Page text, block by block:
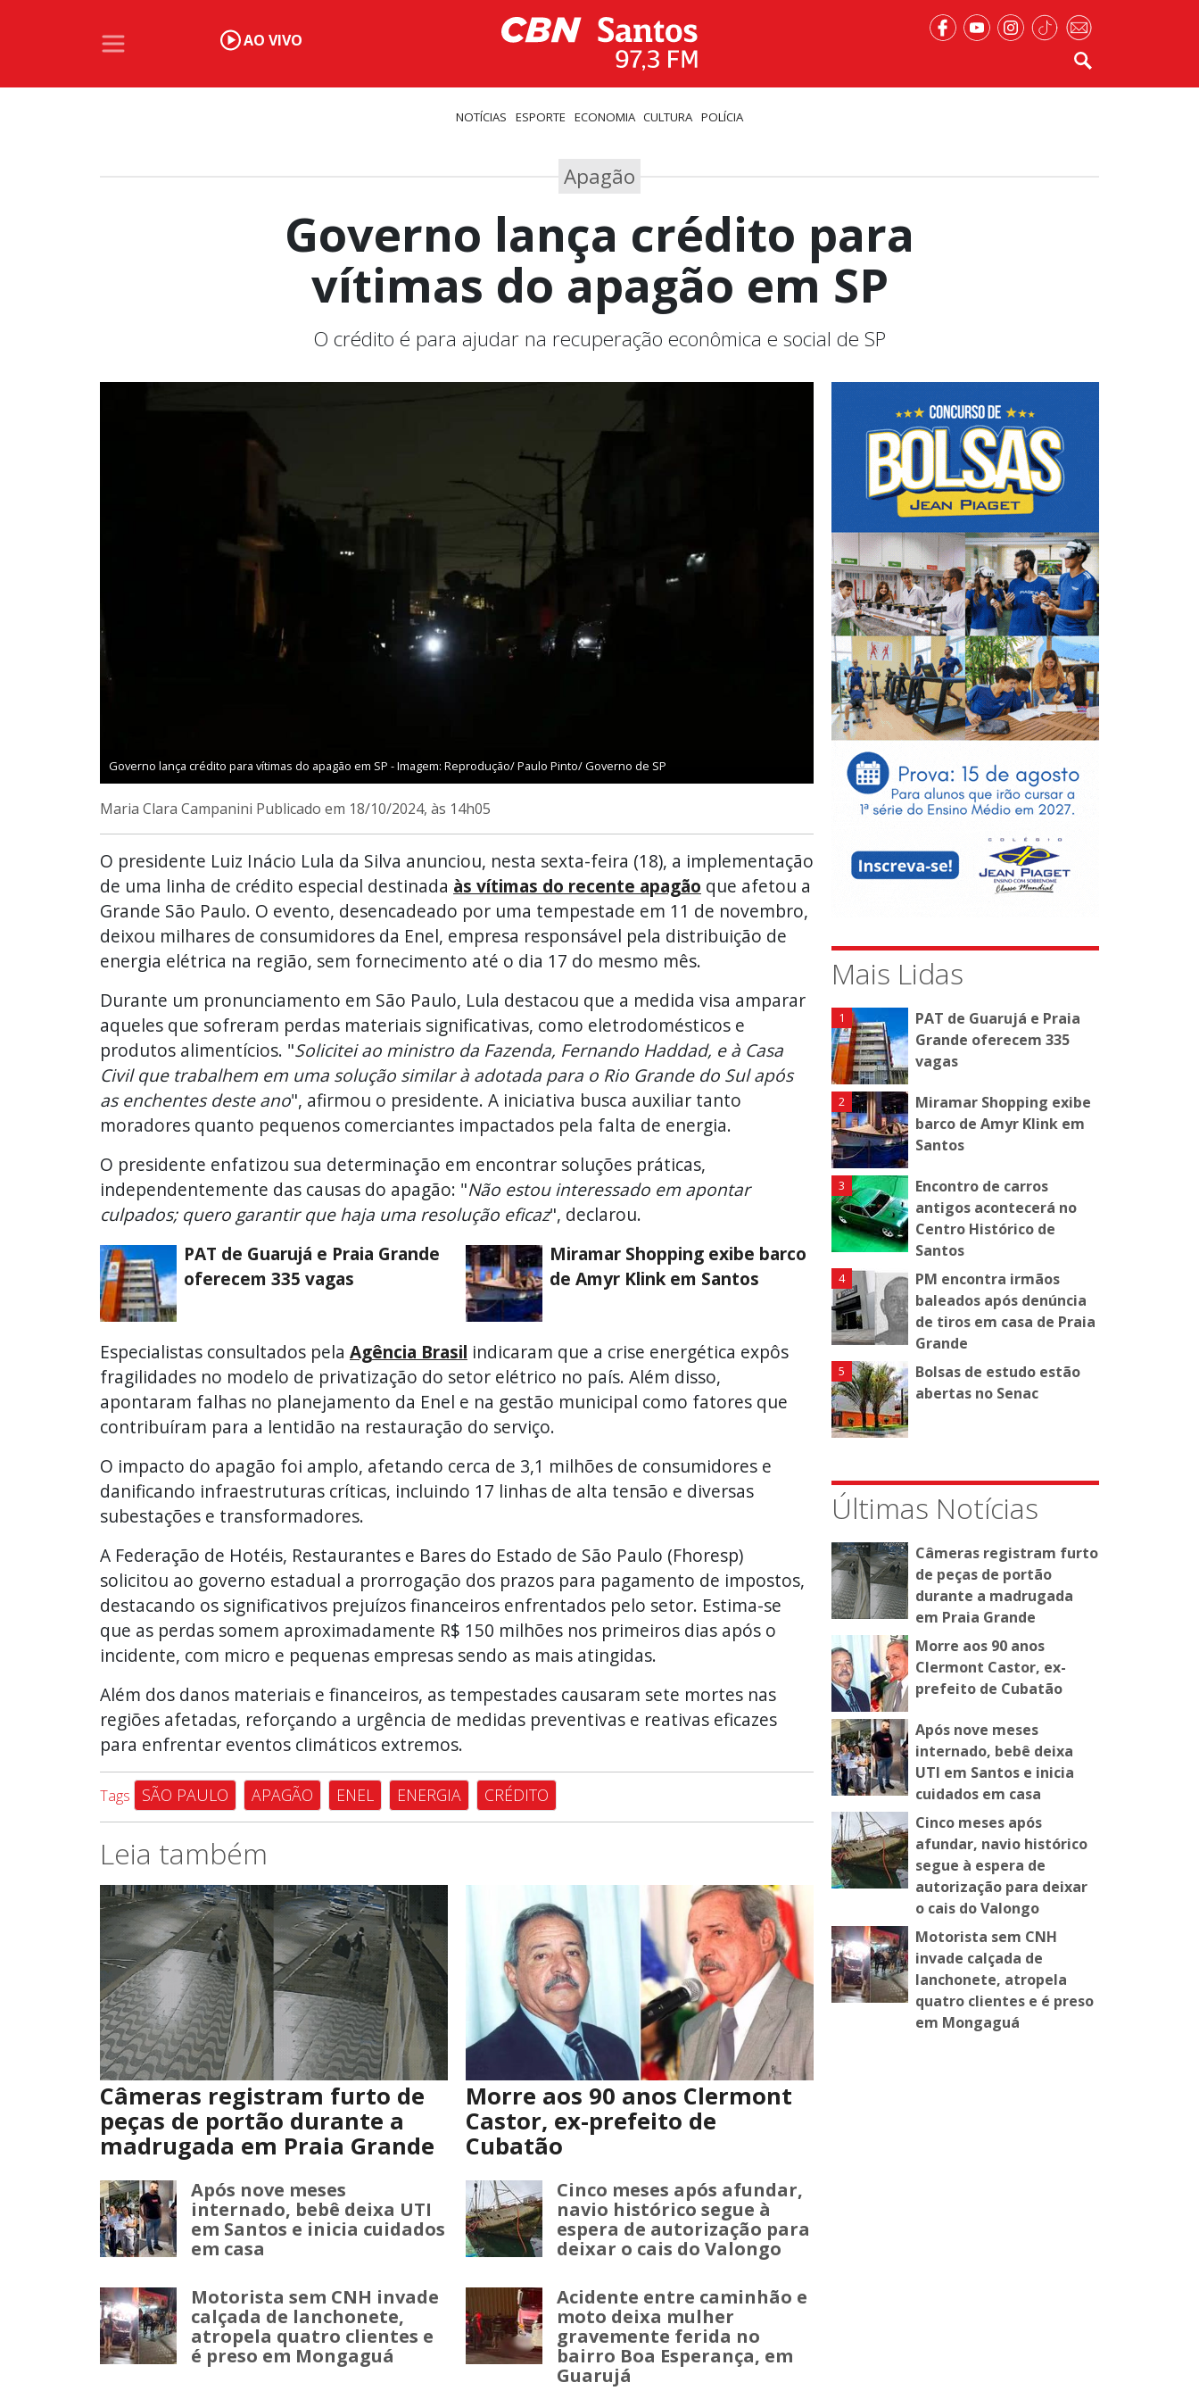
AO VIVO
NOTÍCIAS ESPORTE ECONOMIA CULTURA POLÍCIA
Apagão
Governo lança crédito para
vítimas do apagão em SP
O crédito é para ajudar na recuperação econômica e social de SP
Governo lança crédito para vítimas do apagão em SP - Imagem: Reprodução/ Paulo Pinto/ Governo de SP
Maria Clara Campanini Publicado em 18/10/2024, às 14h05
O presidente Luiz Inácio Lula da Silva anunciou, nesta sexta-feira (18), a implementação
de uma linha de crédito especial destinada às vítimas do recente apagão que afetou a
Grande São Paulo. O evento, desencadeado por uma tempestade em 11 de novembro,
deixou milhares de consumidores da Enel, empresa responsável pela distribuição de
energia elétrica na região, sem fornecimento até o dia 17 do mesmo mês.
Durante um pronunciamento em São Paulo, Lula destacou que a medida visa amparar
aqueles que sofreram perdas materiais significativas, como eletrodomésticos e
produtos alimentícios. "Solicitei ao ministro da Fazenda, Fernando Haddad, e à Casa
Civil que trabalhem em uma solução similar à adotada para o Rio Grande do Sul após
as enchentes deste ano", afirmou o presidente. A iniciativa busca auxiliar tanto
moradores quanto pequenos comerciantes impactados pela falta de energia.
O presidente enfatizou sua determinação em encontrar soluções práticas,
independentemente das causas do apagão: "Não estou interessado em apontar
culpados; quero garantir que haja uma resolução eficaz", declarou.
PAT de Guarujá e Praia Grande
oferecem 335 vagas
Miramar Shopping exibe barco
de Amyr Klink em Santos
Especialistas consultados pela Agência Brasil indicaram que a crise energética expôs
fragilidades no modelo de privatização do setor elétrico no país. Além disso,
apontaram falhas no planejamento da Enel e na gestão municipal como fatores que
contribuíram para a lentidão na restauração do serviço.
O impacto do apagão foi amplo, afetando cerca de 3,1 milhões de consumidores e
danificando infraestruturas críticas, incluindo 17 linhas de alta tensão e diversas
subestações e transformadores.
A Federação de Hotéis, Restaurantes e Bares do Estado de São Paulo (Fhoresp)
solicitou ao governo estadual a prorrogação dos prazos para pagamento de impostos,
destacando os significativos prejuízos financeiros enfrentados pelo setor. Estima-se
que as perdas somem aproximadamente R$ 150 milhões nos primeiros dias após o
incidente, com micro e pequenas empresas sendo as mais atingidas.
Além dos danos materiais e financeiros, as tempestades causaram sete mortes nas
regiões afetadas, reforçando a urgência de medidas preventivas e reativas eficazes
para enfrentar eventos climáticos extremos.
Tags SÃO PAULO APAGÃO ENEL ENERGIA CRÉDITO
Leia também
Câmeras registram furto de
peças de portão durante a
madrugada em Praia Grande
Morre aos 90 anos Clermont
Castor, ex-prefeito de
Cubatão
Após nove meses
internado, bebê deixa UTI
em Santos e inicia cuidados
em casa
Cinco meses após afundar,
navio histórico segue à
espera de autorização para
deixar o cais do Valongo
Motorista sem CNH invade
calçada de lanchonete,
atropela quatro clientes e
é preso em Mongaguá
Acidente entre caminhão e
moto deixa mulher
gravemente ferida no
bairro Boa Esperança, em
Guarujá
Mais Lidas
PAT de Guarujá e Praia
Grande oferecem 335
vagas
Miramar Shopping exibe
barco de Amyr Klink em
Santos
Encontro de carros
antigos acontecerá no
Centro Histórico de
Santos
PM encontra irmãos
baleados após denúncia
de tiros em casa de Praia
Grande
Bolsas de estudo estão
abertas no Senac
Últimas Notícias
Câmeras registram furto
de peças de portão
durante a madrugada
em Praia Grande
Morre aos 90 anos
Clermont Castor, ex-
prefeito de Cubatão
Após nove meses
internado, bebê deixa
UTI em Santos e inicia
cuidados em casa
Cinco meses após
afundar, navio histórico
segue à espera de
autorização para deixar
o cais do Valongo
Motorista sem CNH
invade calçada de
lanchonete, atropela
quatro clientes e é preso
em Mongaguá